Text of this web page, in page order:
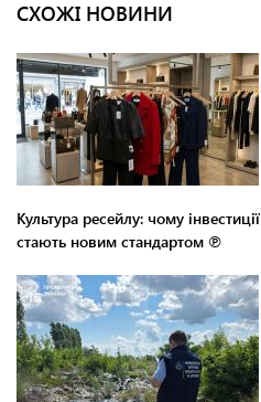
СХОЖІ НОВИНИ
Культура ресейлу: чому
стають новим стандартом ℗